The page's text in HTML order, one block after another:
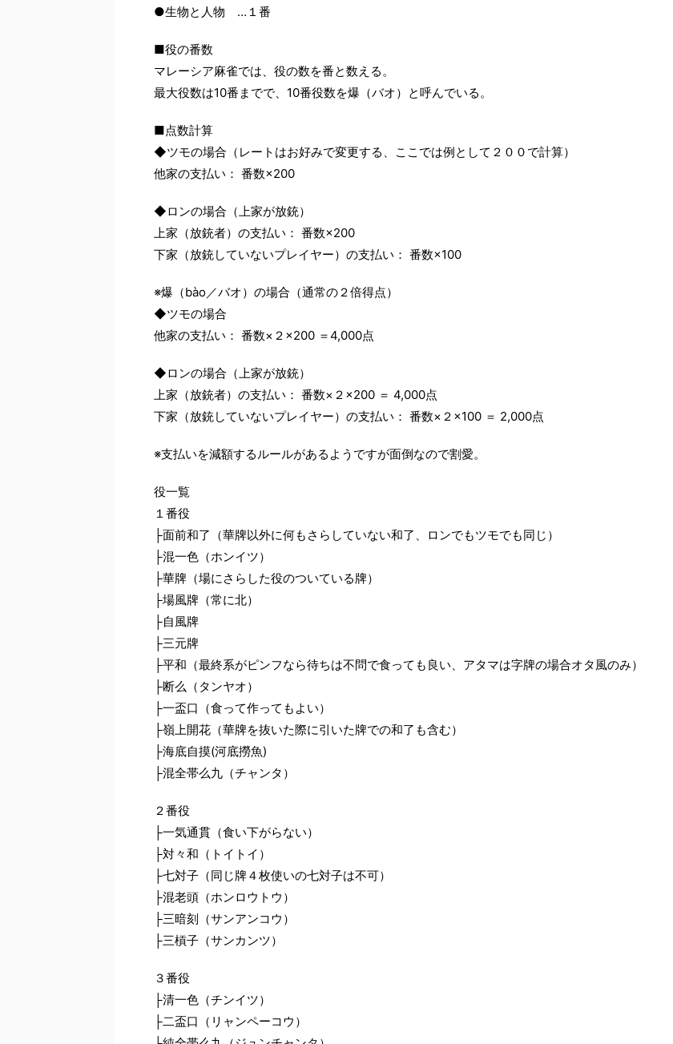
●生物と人物 …１番
■役の番数
マレーシア麻雀では、役の数を番と数える。
最大役数は10番までで、10番役数を爆（バオ）と呼んでいる。
■点数計算
◆ツモの場合（レートはお好みで変更する、ここでは例として２００で計算）
他家の支払い： 番数×200
◆ロンの場合（上家が放銃）
上家（放銃者）の支払い： 番数×200
下家（放銃していないプレイヤー）の支払い： 番数×100
※爆（bào／バオ）の場合（通常の２倍得点）
◆ツモの場合
他家の支払い： 番数×２×200 ＝4,000点
◆ロンの場合（上家が放銃）
上家（放銃者）の支払い： 番数×２×200 ＝ 4,000点
下家（放銃していないプレイヤー）の支払い： 番数×２×100 ＝ 2,000点
※支払いを減額するルールがあるようですが面倒なので割愛。
役一覧
１番役
├面前和了（華牌以外に何もさらしていない和了、ロンでもツモでも同じ）
├混一色（ホンイツ）
├華牌（場にさらした役のついている牌）
├場風牌（常に北）
├自風牌
├三元牌
├平和（最終系がピンフなら待ちは不問で食っても良い、アタマは字牌の場合オタ風のみ）
├断么（タンヤオ）
├一盃口（食って作ってもよい）
├嶺上開花（華牌を抜いた際に引いた牌での和了も含む）
├海底自摸(河底撈魚)
├混全帯么九（チャンタ）
２番役
├一気通貫（食い下がらない）
├対々和（トイトイ）
├七対子（同じ牌４枚使いの七対子は不可）
├混老頭（ホンロウトウ）
├三暗刻（サンアンコウ）
├三槓子（サンカンツ）
３番役
├清一色（チンイツ）
├二盃口（リャンペーコウ）